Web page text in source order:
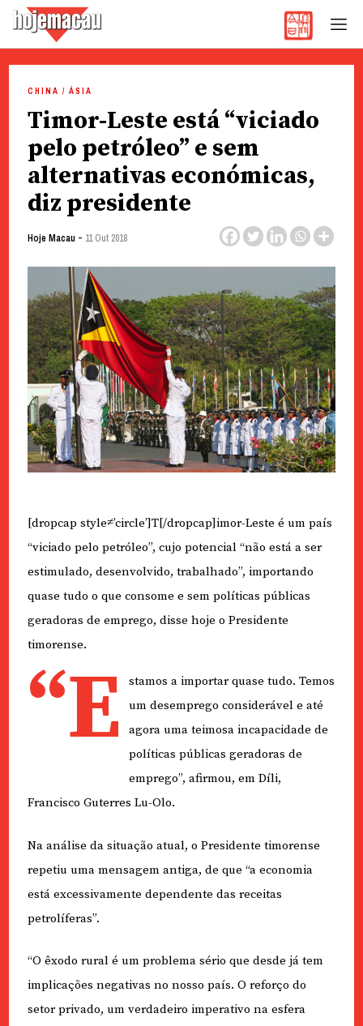
content
CHINA / ÁSIA
Timor-Leste está “viciado
pelo petróleo” e sem
alternativas económicas,
diz presidente
Hoje Macau - 11 Out 2018
[dropcap style≠’circle’]T[/dropcap]imor-Leste é um país
“viciado pelo petróleo”, cujo potencial “não está a ser
estimulado, desenvolvido, trabalhado”, importando
quase tudo o que consome e sem políticas públicas
geradoras de emprego, disse hoje o Presidente
timorense.
“E
stamos a importar quase tudo. Temos
um desemprego considerável e até
agora uma teimosa incapacidade de
políticas públicas geradoras de
emprego”, afirmou, em Díli,
Francisco Guterres Lu-Olo.
Na análise da situação atual, o Presidente timorense
repetiu uma mensagem antiga, de que “a economia
está excessivamente dependente das receitas
petrolíferas”.
“O êxodo rural é um problema sério que desde já tem
implicações negativas no nosso país. O reforço do
setor privado, um verdadeiro imperativo na esfera